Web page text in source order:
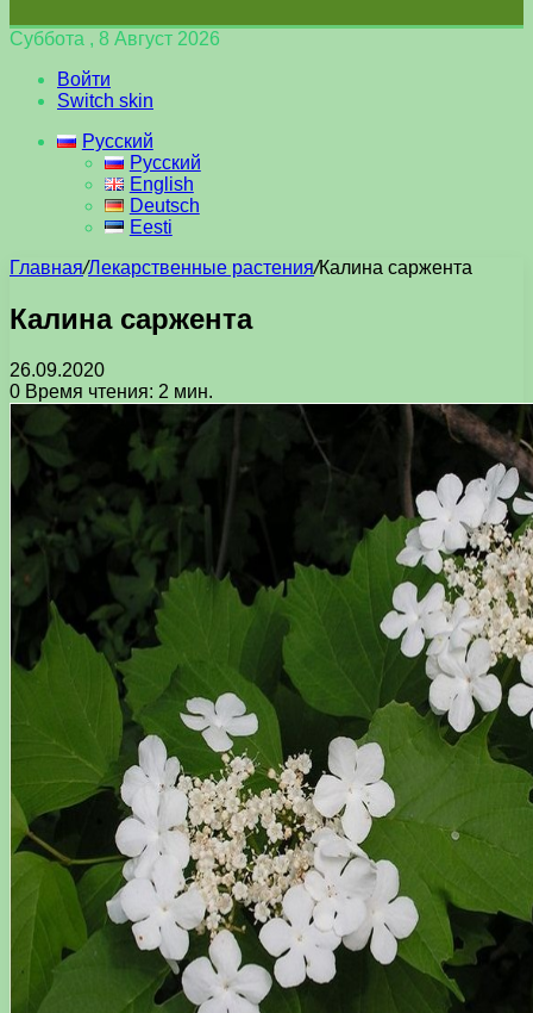
Суббота , 8 Август 2026
Войти
Switch skin
Русский
Русский
English
Deutsch
Eesti
Главная/Лекарственные растения/Калина саржента
Калина саржента
26.09.2020
0 Время чтения: 2 мин.